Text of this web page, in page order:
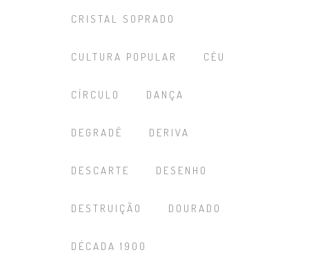
CRISTAL SOPRADO
CULTURA POPULAR CÉU
CÍRCULO DANÇA
DEGRADÊ DERIVA
DESCARTE DESENHO
DESTRUIÇÃO DOURADO
DÉCADA 1900